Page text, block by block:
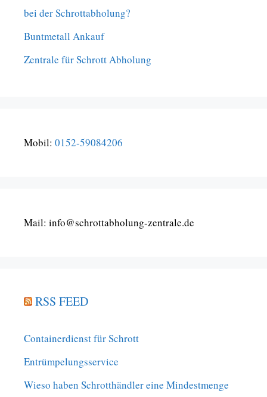
bei der Schrottabholung?
Buntmetall Ankauf
Zentrale für Schrott Abholung
Mobil: 0152-59084206
Mail: info@schrottabholung-zentrale.de
RSS FEED
Containerdienst für Schrott
Entrümpelungsservice
Wieso haben Schrotthändler eine Mindestmenge